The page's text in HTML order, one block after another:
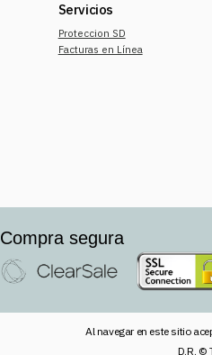
Servicios
Proteccion SD
Facturas en Línea
Compra segura
Al navegar en este sitio
D.R. ©